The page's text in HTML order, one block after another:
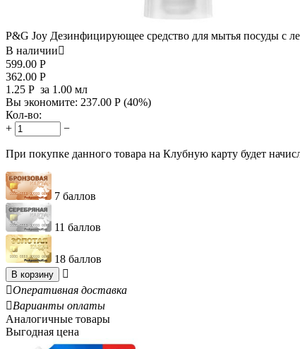
P&G Joy Дезинфицирующее средство для мытья посуды с
В наличии
599.00 Р
362.00 Р
1.25 Р за 1.00 мл
Вы экономите: 237.00 Р (40%)
Кол-во:
+
−
При покупке данного товара на Клубную карту будет
7 баллов
11 баллов
18 баллов
В корзину

Оперативная доставка
Варианты оплаты
Аналогичные товары
Выгодная цена